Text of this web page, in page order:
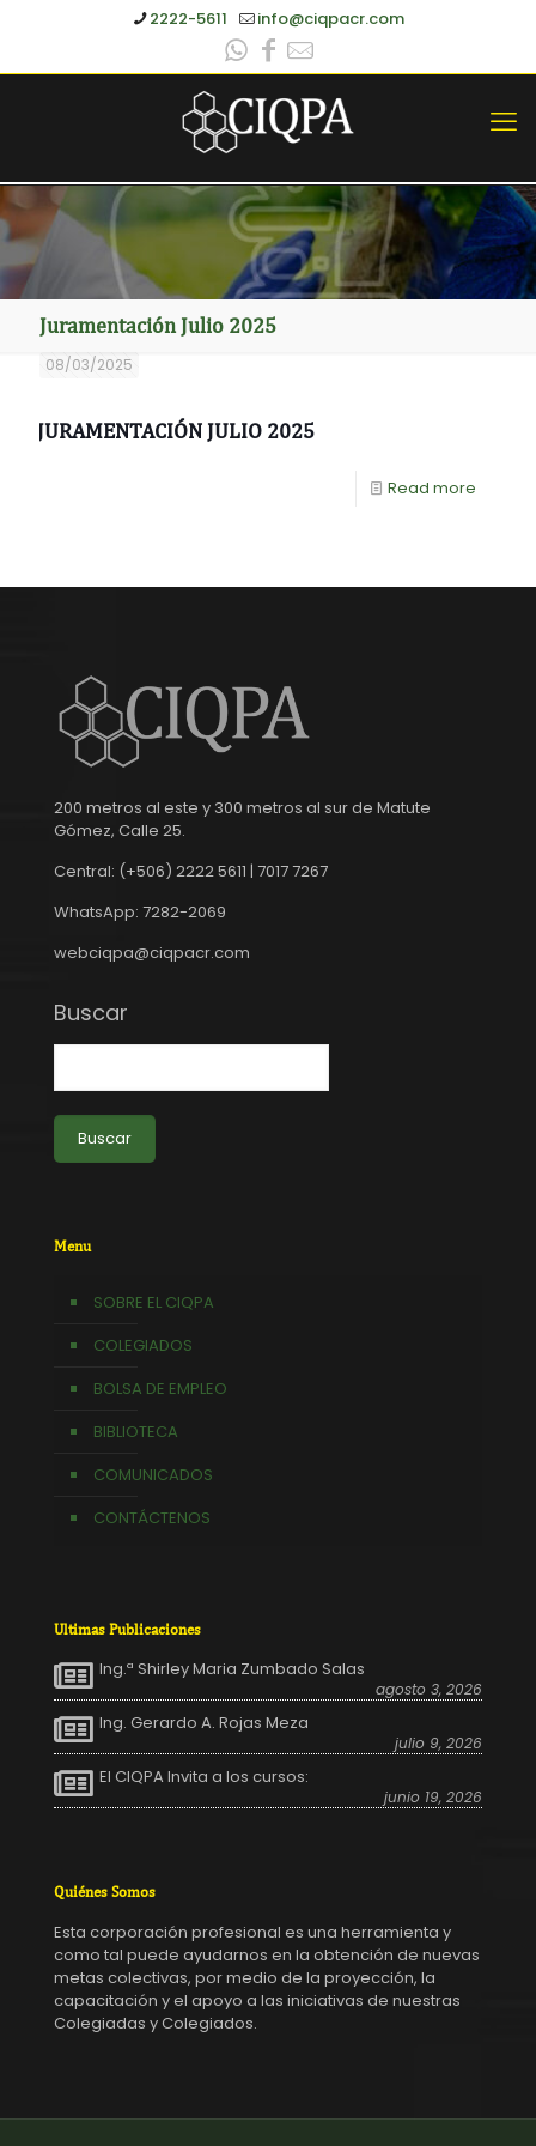
2222-5611 info@ciqpacr.com
Juramentación Julio 2025
08/03/2025
JURAMENTACIÓN JULIO 2025
Read more
200 metros al este y 300 metros al sur de Matute
Gómez, Calle 25.
Central: (+506) 2222 5611 | 7017 7267
WhatsApp: 7282-2069
webciqpa@ciqpacr.com
Buscar
Buscar
Menu
SOBRE EL CIQPA
COLEGIADOS
BOLSA DE EMPLEO
BIBLIOTECA
COMUNICADOS
CONTÁCTENOS
Ultimas Publicaciones
Ing.ª Shirley Maria Zumbado Salas
agosto 3, 2026
Ing. Gerardo A. Rojas Meza
julio 9, 2026
El CIQPA Invita a los cursos:
junio 19, 2026
Quiénes Somos
Esta corporación profesional es una herramienta y
como tal puede ayudarnos en la obtención de nuevas
metas colectivas, por medio de la proyección, la
capacitación y el apoyo a las iniciativas de nuestras
Colegiadas y Colegiados.